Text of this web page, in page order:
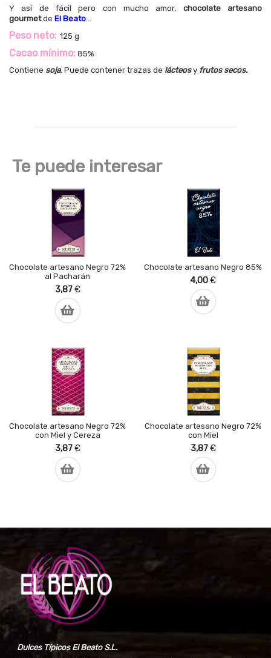
Y así de fácil pero con mucho amor, chocolate artesano
gourmetde El Beato...
Peso neto: 125 g
Cacao mínimo: 85%
Contiene soja. Puede contener trazas de lácteosy frutos secos.
Te puede interesar
Chocolate artesano Negro 72%
al Pacharán
3,87€
Chocolate artesano Negro 85%
4,00€
Chocolate artesano Negro 72%
con Miel y Cereza
3,87€
Chocolate artesano Negro 72%
con Miel
3,87€
Dulces Típicos El Beato S.L.